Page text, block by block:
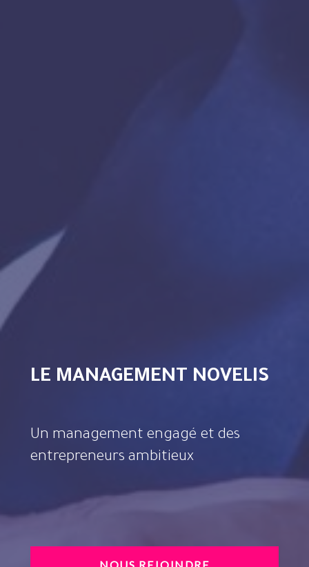
LE MANAGEMENT NOVELIS
Un management engagé et des
entrepreneurs ambitieux